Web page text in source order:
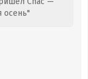
осень"